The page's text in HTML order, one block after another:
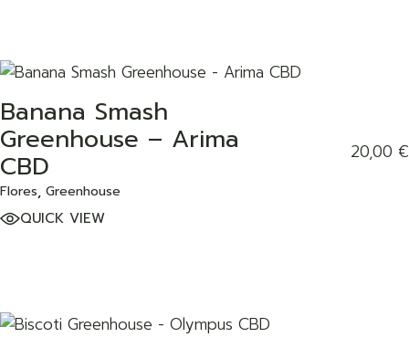
ADD TO WISHLIST
Banana Smash
Greenhouse – Arima
CBD
Flores Greenhouse
20,00 €
QUICK VIEW